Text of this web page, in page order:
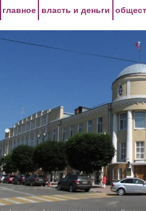
главное власть и деньги